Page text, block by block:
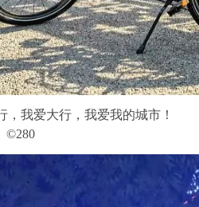
，我爱大行，我爱我的城市！
©280